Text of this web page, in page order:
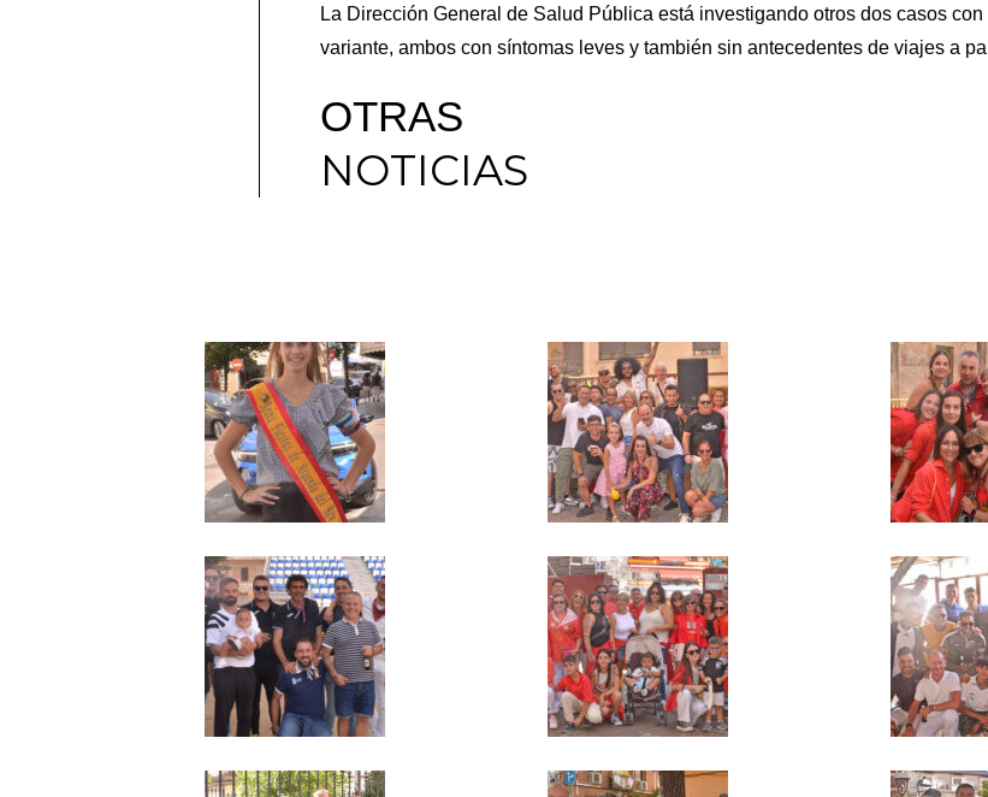
La Dirección General de Salud Pública está investigando otros dos casos
variante, ambos con síntomas leves y también sin antecedentes de viajes a
OTRAS
NOTICIAS